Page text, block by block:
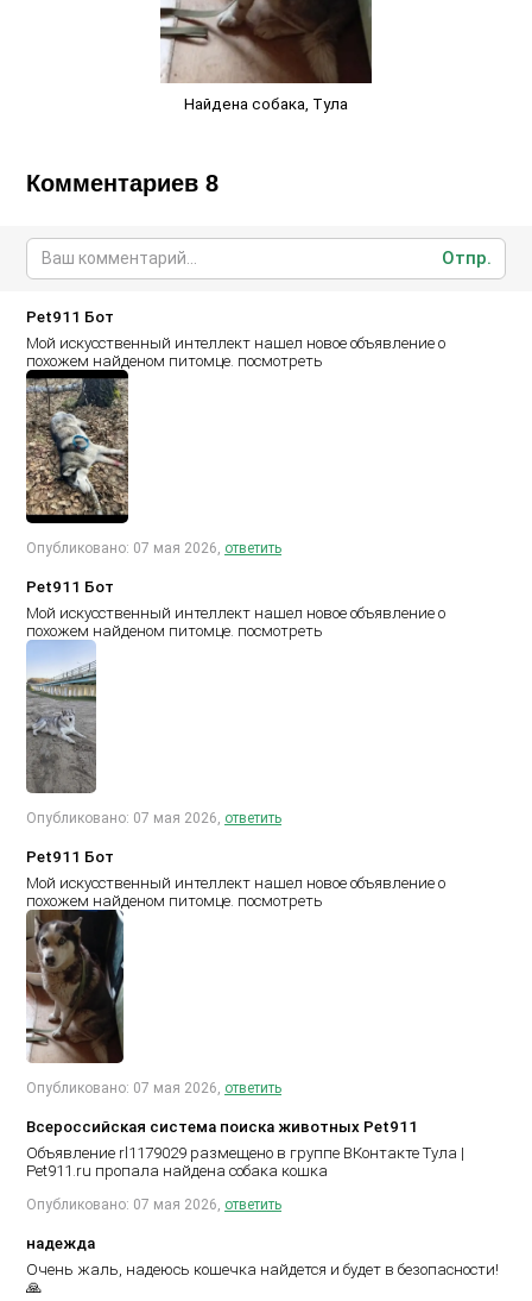
Найдена собака, Тула
Комментариев 8
Отпр.
Pet911 Бот
Мой искусственный интеллект нашел новое объявление о
похожем найденом питомце. посмотреть
Опубликовано: 07 мая 2026, ответить
Pet911 Бот
Мой искусственный интеллект нашел новое объявление о
похожем найденом питомце. посмотреть
Опубликовано: 07 мая 2026, ответить
Pet911 Бот
Мой искусственный интеллект нашел новое объявление о
похожем найденом питомце. посмотреть
Опубликовано: 07 мая 2026, ответить
Всероссийская система поиска животных Pet911
Объявление rl1179029 размещено в группе ВКонтакте Тула |
Pet911.ru пропала найдена собака кошка
Опубликовано: 07 мая 2026, ответить
надежда
Очень жаль, надеюсь кошечка найдется и будет в безопасности!
🙏